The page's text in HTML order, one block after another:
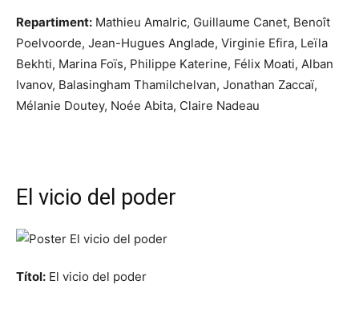
Repartiment: Mathieu Amalric, Guillaume Canet, Benoît
Poelvoorde, Jean-Hugues Anglade, Virginie Efira, Leïla
Bekhti, Marina Foïs, Philippe Katerine, Félix Moati, Alban
Ivanov, Balasingham Thamilchelvan, Jonathan Zaccaï,
Mélanie Doutey, Noée Abita, Claire Nadeau
El vicio del poder
Títol: El vicio del poder